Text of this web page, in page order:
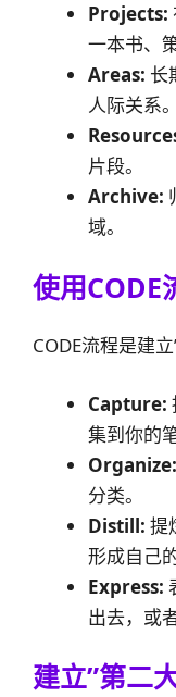
Projects:
一本书、
Areas: 长
人际关系。
片段。
Archive:
域。
使用CODE
CODE流程是建
Capture:
集到你的
Organize:
分类。
Distill: 提
形成自己
Express:
出去，或
建立”第二